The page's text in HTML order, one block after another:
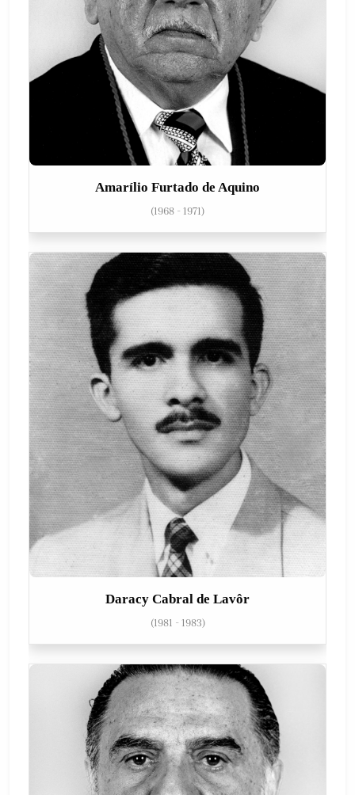
Amarílio Furtado de Aquino
(1968 - 1971)
Daracy Cabral de Lavôr
(1981 - 1983)